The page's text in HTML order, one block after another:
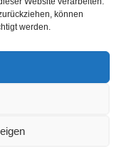
können
werden.
Reserved